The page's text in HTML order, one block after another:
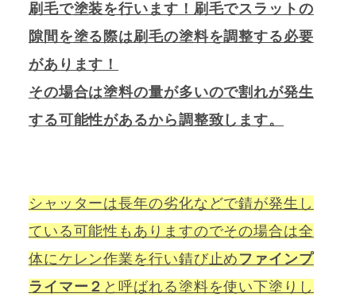
刷毛で塗装を行います！刷毛でスラットの
隙間を塗る際は刷毛の塗料を調整する必要
があります！
その場合は塗料の量が多いので割れが発生
する可能性があるから調整致します。
シャッターは長年の劣化などで錆が発生し
ている可能性もありますのでその場合は全
体にケレン作業を行い錆び止め ファインプ
ライマー２ と呼ばれる塗料を使い下塗りし